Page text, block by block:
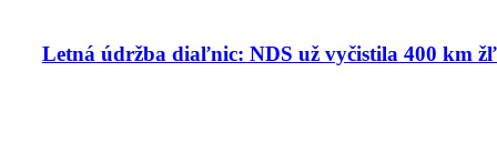
Letná údržba diaľnic: NDS už vyčistila 400 km